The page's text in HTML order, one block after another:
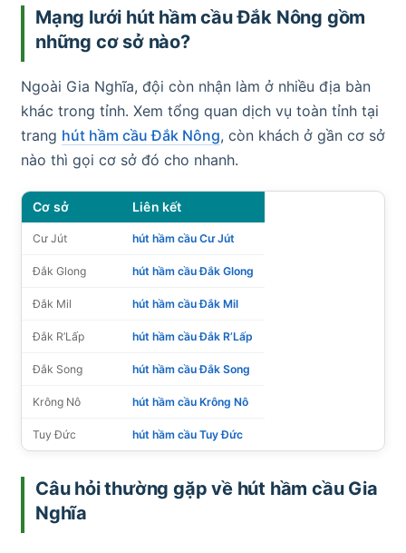
Mạng lưới hút hầm cầu Đắk Nông gồm
những cơ sở nào?
Ngoài Gia Nghĩa, đội còn nhận làm ở nhiều địa bàn
khác trong tỉnh. Xem tổng quan dịch vụ toàn tỉnh tại
trang hút hầm cầu Đắk Nông, còn khách ở gần cơ sở
nào thì gọi cơ sở đó cho nhanh.
Cơ sở Liên kết
Cư Jút hút hầm cầu Cư Jút
Đắk Glong hút hầm cầu Đắk Glong
Đắk Mil hút hầm cầu Đắk Mil
Đắk R’Lấp hút hầm cầu Đắk R’Lấp
Đắk Song hút hầm cầu Đắk Song
Krông Nô hút hầm cầu Krông Nô
Tuy Đức hút hầm cầu Tuy Đức
Câu hỏi thường gặp về hút hầm cầu Gia
Nghĩa